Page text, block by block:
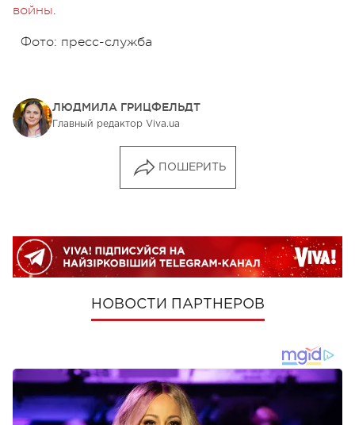
войны.
Фото: пресс-служба
ЛЮДМИЛА ГРИЦФЕЛЬДТ
Главный редактор Viva.ua
ПОШЕРИТЬ
НОВОСТИ ПАРТНЕРОВ